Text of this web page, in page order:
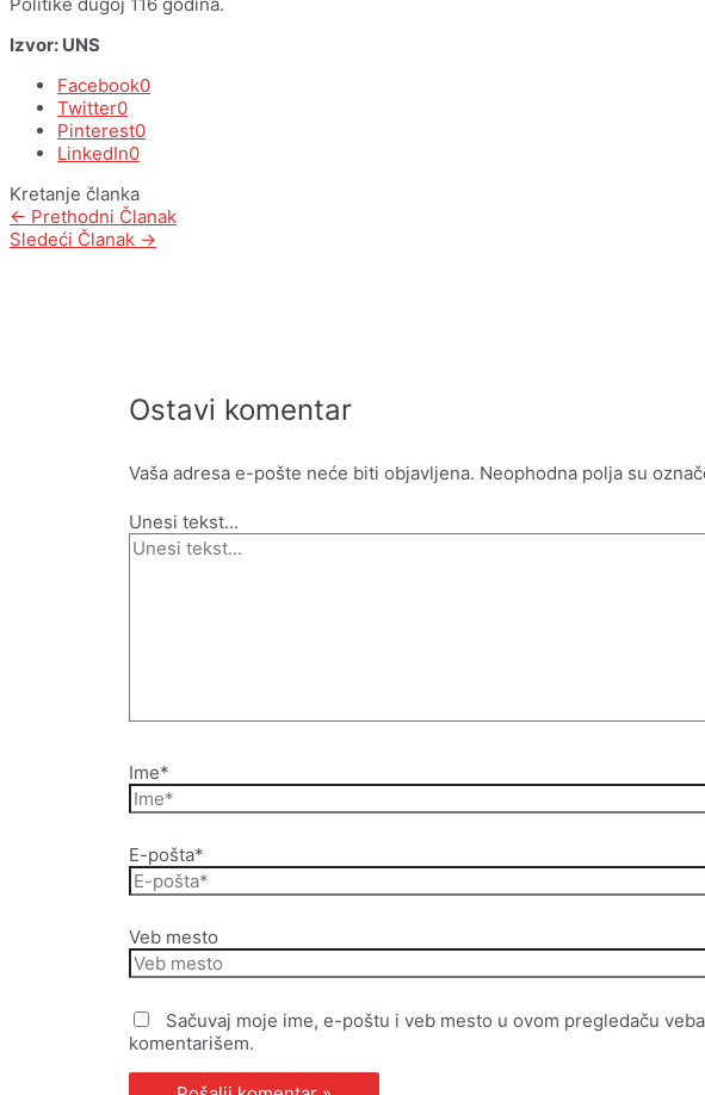
Izvor: UNS
Facebook0
Twitter0
Pinterest0
LinkedIn0
Kretanje članka
← Prethodni Članak
Sledeći Članak →
Ostavi komentar
Vaša adresa e-pošte neće biti objavljena. Neophodna polja su
Unesi tekst...
Ime*
E-pošta*
Veb mesto
Sačuvaj moje ime, e-poštu i veb mesto u ovom pregledaču
komentarišem.